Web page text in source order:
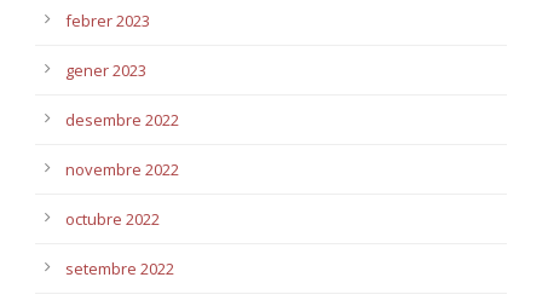
febrer 2023
gener 2023
desembre 2022
novembre 2022
octubre 2022
setembre 2022